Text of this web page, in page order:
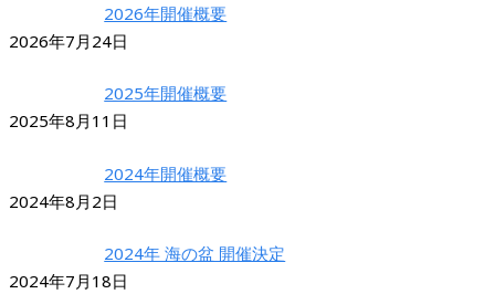
2026年開催概要
2026年7月24日
2025年開催概要
2025年8月11日
2024年開催概要
2024年8月2日
2024年 海の盆 開催決定
2024年7月18日